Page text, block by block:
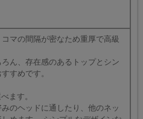
マの間隔が密なため重厚で高級
ん、存在感のあるトップとシン
すめです。
ます。
のヘッドに通したり、他のネッ